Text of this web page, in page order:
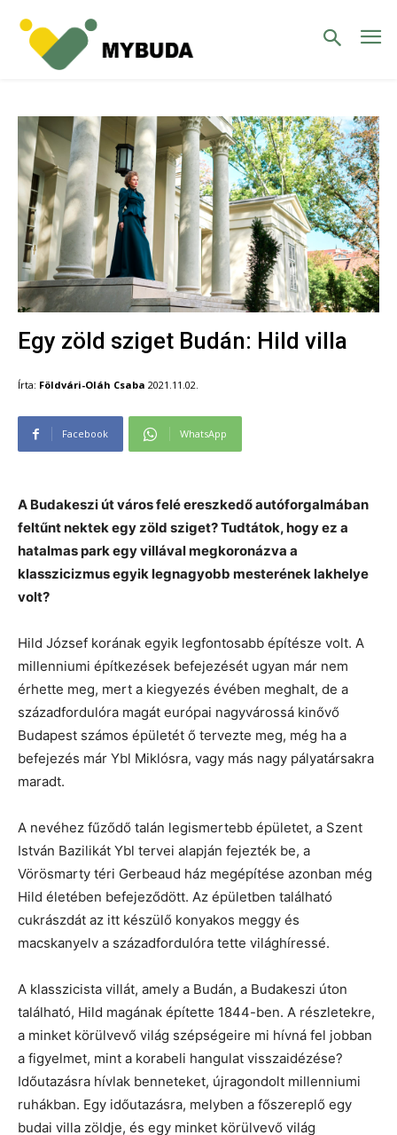
Egy zöld sziget Budán: Hild villa
Írta: Földvári-Oláh Csaba 2021.11.02.
Facebook WhatsApp
A Budakeszi út város felé ereszkedő autóforgalmában
feltűnt nektek egy zöld sziget? Tudtátok, hogy ez a
hatalmas park egy villával megkoronázva a
klasszicizmus egyik legnagyobb mesterének lakhelye
volt?
Hild József korának egyik legfontosabb építésze volt. A
millenniumi építkezések befejezését ugyan már nem
érhette meg, mert a kiegyezés évében meghalt, de a
századfordulóra magát európai nagyvárossá kinővő
Budapest számos épületét ő tervezte meg, még ha a
befejezés már Ybl Miklósra, vagy más nagy pályatársakra
maradt.
A nevéhez fűződő talán legismertebb épületet, a Szent
István Bazilikát Ybl tervei alapján fejezték be, a
Vörösmarty téri Gerbeaud ház megépítése azonban még
Hild életében befejeződött. Az épületben található
cukrászdát az itt készülő konyakos meggy és
macskanyelv a századfordulóra tette világhíressé.
A klasszicista villát, amely a Budán, a Budakeszi úton
található, Hild magának építette 1844-ben. A részletekre,
a minket körülvevő világ szépségeire mi hívná fel jobban
a figyelmet, mint a korabeli hangulat visszaidézése?
Időutazásra hívlak benneteket, újragondolt millenniumi
ruhákban. Egy időutazásra, melyben a főszereplő egy
budai villa zöldje, és egy minket körülvevő világ